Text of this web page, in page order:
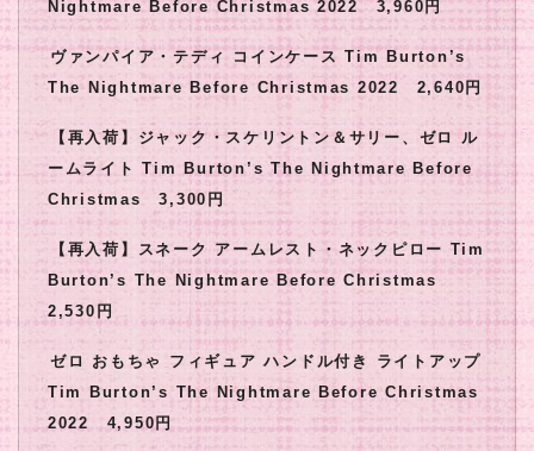
Nightmare Before Christmas 2022 3,960円
ヴァンパイア・テディ コインケース Tim Burton’s
The Nightmare Before Christmas 2022 2,640円
【再入荷】ジャック・スケリントン＆サリー、ゼロ ル
ームライト Tim Burton’s The Nightmare Before
Christmas 3,300円
【再入荷】スネーク アームレスト・ネックピロー Tim
Burton’s The Nightmare Before Christmas
2,530円
ゼロ おもちゃ フィギュア ハンドル付き ライトアップ
Tim Burton’s The Nightmare Before Christmas
2022 4,950円